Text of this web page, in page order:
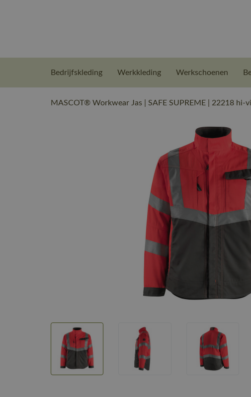
Bedrijfskleding Werkkleding Werkschoenen
MASCOT® Workwear Jas | SAFE SUPREME | 22218